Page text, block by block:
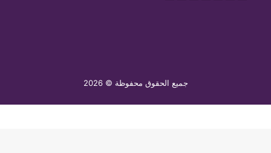
جميع الحقوق محفوظة © 2026